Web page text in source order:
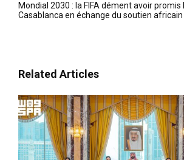
Mondial 2030 : la FIFA dément avoir promis
Casablanca en échange du soutien africain
Related Articles